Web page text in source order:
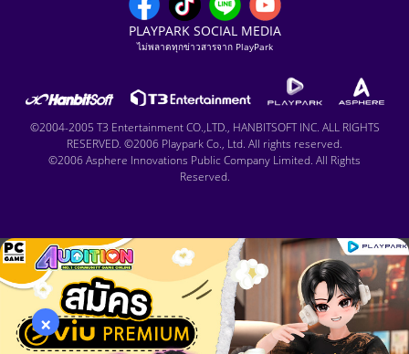
PLAYPARK SOCIAL MEDIA
ไม่พลาดทุกข่าวสารจาก PlayPark
©2004-2005 T3 Entertainment CO.,LTD., HANBITSOFT INC. ALL RIGHTS
RESERVED. ©2006 Playpark Co., Ltd. All rights reserved.
©2006 Asphere Innovations Public Company Limited. All Rights
Reserved.
×